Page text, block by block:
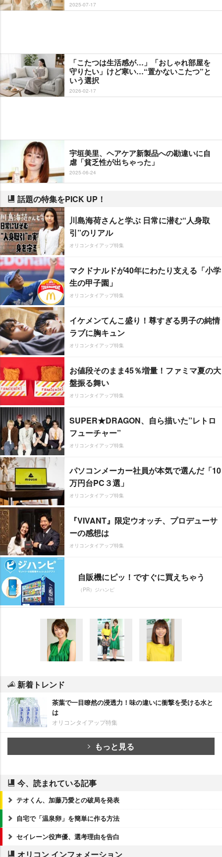
2025-07-17
「こたつは生活感が…」「おしゃれ部屋を
守りたい」けど寒い…“置かないこたつ”と
いう選択
2026-02-17
宇垣美里、ヘアケア新製品への勘違いに自
虐「貧乏性が出ちゃった」
2025-06-24
話題の特集をPICK UP！
川島海荷さんと学ぶ 日常に潜む“人身取
引”のリアル
オリコンタイアップ特集
マクドナルドが40年にわたり支える「小学
生の甲子園」
オリコンタイアップ特集
イケメンてんこ盛り！尊すぎる男子の純情
ラブに胸キュン
オリコンタイアップ特集
お値段そのまま45％増量！ファミマ夏の大
盤振る舞い
オリコンタイアップ特集
SUPER★DRAGON、自ら描いた”レトロ
フューチャー”
オリコンタイアップ特集
パソコンメーカー社員が本気で選んだ「10
万円台PC３選」
オリコンタイアップ特集
『VIVANT』限定ウオッチ、プロデューサ
ーの感想は
オリコンタイアップ特集
自販機にピッ！ですぐに買えちゃう
（PR）ジハンピ
新着トレンド
茶葉で一目瞭然の浸透力！味の違いに衝撃を受ける水と
は
オリコンタイアップ特集
もっと見る
今、読まれている記事
テオくん、加藤乃愛との破局を発表
自宅で「温泉卵」を簡単に作る方法
セイレーン役声優、選考理由を告白
オリコン インフォメーション